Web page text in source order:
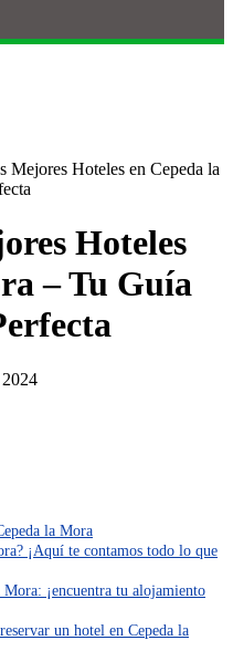
Mejores Hoteles en Cepeda la
Hoteles
– Tu Guía
la Mora
¡Aquí te contamos todo lo que
¡encuentra tu alojamiento
un hotel en Cepeda la